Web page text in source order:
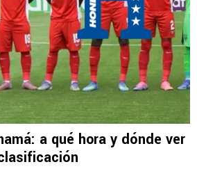
a qué hora y dónde ver